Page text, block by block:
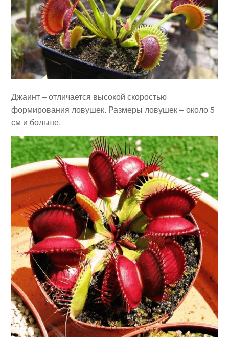
Джаинт – отличается высокой скоростью
формирования ловушек. Размеры ловушек – около 5
см и больше.